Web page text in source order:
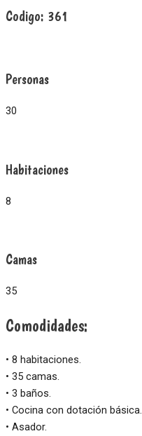
Codigo: 361
Personas
30
Habitaciones
8
Camas
35
Comodidades:
• 8 habitaciones.
• 35 camas.
• 3 baños.
• Cocina con dotación básica.
• Asador.